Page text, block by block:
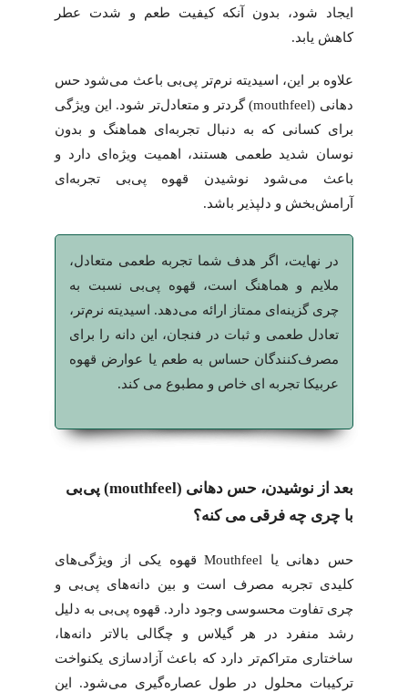
ایجاد شود، بدون آنکه کیفیت طعم و شدت عطر
کاهش یابد.
علاوه بر این، اسیدیته نرم‌تر پی‌بی باعث می‌شود حس
دهانی (mouthfeel) گردتر و متعادل‌تر شود. این ویژگی
برای کسانی که به دنبال تجربه‌ای هماهنگ و بدون
نوسان شدید طعمی هستند، اهمیت ویژه‌ای دارد و
باعث می‌شود نوشیدن قهوه پی‌بی تجربه‌ای
آرامش‌بخش و دلپذیر باشد.
در نهایت، اگر هدف شما تجربه طعمی متعادل،
ملایم و هماهنگ است، قهوه پی‌بی نسبت به
چری گزینه‌ای ممتاز ارائه می‌دهد. اسیدیته نرم‌تر،
تعادل طعمی و ثبات در فنجان، این دانه را برای
مصرف‌کنندگان حساس به طعم یا عوارض قهوه
عربیکا تجربه ای خاص و مطبوع می کند.
بعد از نوشیدن، حس دهانی (mouthfeel)
پی‌بی
با چری چه فرقی می کنه؟
حس دهانی یا Mouthfeel قهوه یکی از ویژگی‌های
کلیدی تجربه مصرف است و بین دانه‌های پی‌بی و
چری تفاوت محسوسی وجود دارد. قهوه پی‌بی به دلیل
رشد منفرد در هر گیلاس و چگالی بالاتر دانه‌ها،
ساختاری متراکم‌تر دارد که باعث آزادسازی یکنواخت
ترکیبات محلول در طول عصاره‌گیری می‌شود. این